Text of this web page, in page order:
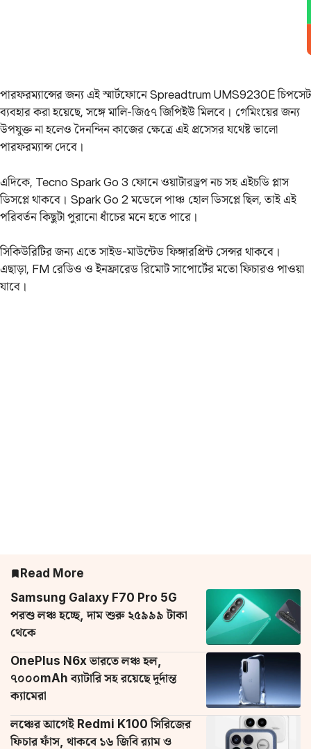
পারফরম্যান্সের জন্য এই স্মার্টফোনে Spreadtrum UMS9230E চিপসেট
ব্যবহার করা হয়েছে, সঙ্গে মালি-জি৫৭ জিপিইউ মিলবে। গেমিংয়ের জন্য
উপযুক্ত না হলেও দৈনন্দিন কাজের ক্ষেত্রে এই প্রসেসর যথেষ্ট ভালো
পারফরম্যান্স দেবে।
এদিকে, Tecno Spark Go 3 ফোনে ওয়াটারড্রপ নচ সহ এইচডি প্লাস
ডিসপ্লে থাকবে। Spark Go 2 মডেলে পাঞ্চ হোল ডিসপ্লে ছিল, তাই এই
পরিবর্তন কিছুটা পুরানো ধাঁচের মনে হতে পারে।
সিকিউরিটির জন্য এতে সাইড-মাউন্টেড ফিঙ্গারপ্রিন্ট সেন্সর থাকবে।
এছাড়া, FM রেডিও ও ইনফ্রারেড রিমোট সাপোর্টের মতো ফিচারও পাওয়া
যাবে।
Read More
Samsung Galaxy F70 Pro 5G
পরশু লঞ্চ হচ্ছে, দাম শুরু ২৫৯৯৯ টাকা
থেকে
OnePlus N6x ভারতে লঞ্চ হল,
৭০০০mAh ব্যাটারি সহ রয়েছে দুর্দান্ত
ক্যামেরা
লঞ্চের আগেই Redmi K100 সিরিজের
ফিচার ফাঁস, থাকবে ১৬ জিবি র‌্যাম ও